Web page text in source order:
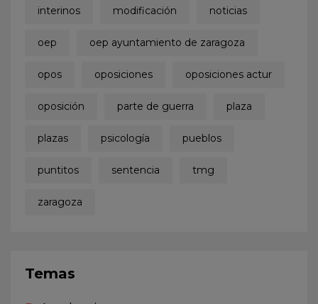
interinos modificación noticias
oep oep ayuntamiento de zaragoza
opos oposiciones oposiciones actur
oposición parte de guerra plaza
plazas psicología pueblos
puntitos sentencia tmg
zaragoza
Temas